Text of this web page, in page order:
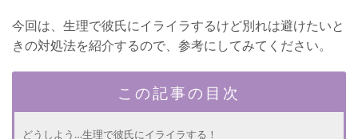
今回は、生理で彼氏にイライラするけど別れは避けたいと
きの対処法を紹介するので、参考にしてみてください。
この記事の目次
どうしよう…生理で彼氏にイライラする！